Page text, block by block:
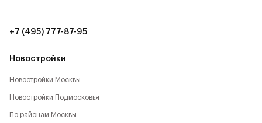
Новостройки
Новостройки Москвы
Новостройки Подмосковья
По районам Москвы
+7 (495) 777-87-95